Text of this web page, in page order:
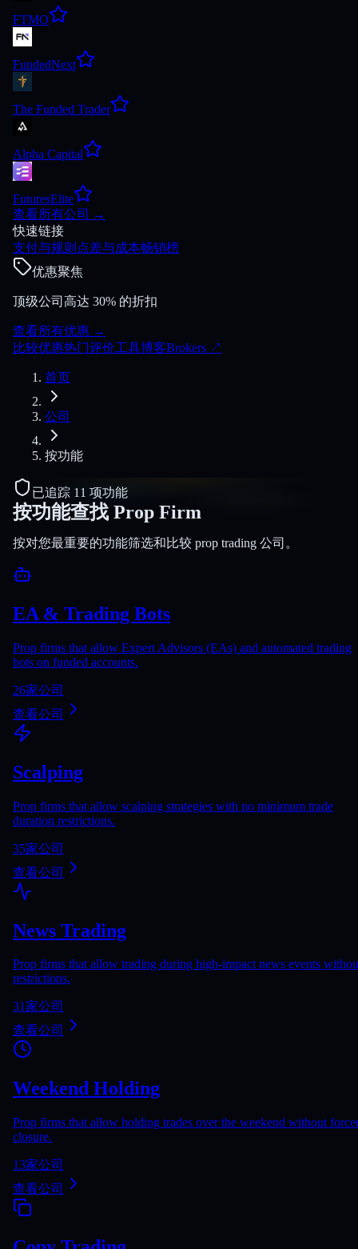
FTMO
FundedNext
The Funded Trader
Alpha Capital
FuturesElite
查看所有公司
→
快速链接
支付与规则 点差与成本畅销榜
优惠聚焦
顶级公司高达 30% 的折扣
查看所有优惠 →
比较优惠热门评价工具博客Brokers ↗
首页
公司
按功能
已追踪 11 项功能
按功能查找 Prop Firm
按对您最重要的功能筛选和比较 prop trading 公司。
EA & Trading Bots
Prop firms that allow Expert Advisors (EAs) and automated trading
bots on funded accounts.
26家公司
查看公司
Scalping
Prop firms that allow scalping strategies with no minimum trade
duration restrictions.
35家公司
查看公司
News Trading
Prop firms that allow trading during high-impact news events
restrictions.
31家公司
查看公司
Weekend Holding
Prop firms that allow holding trades over the weekend without
closure.
13家公司
查看公司